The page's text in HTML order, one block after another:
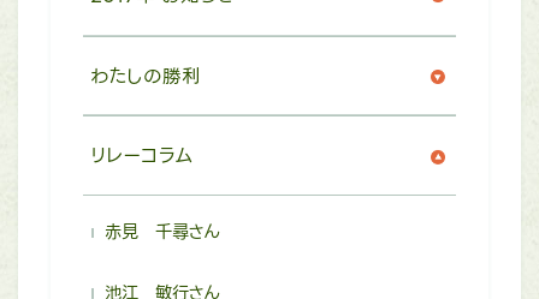
わたしの勝利
リレーコラム
赤見 千尋さん
池江 敏行さん